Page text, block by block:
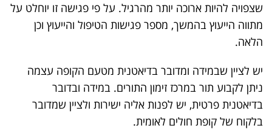
שצפויה להיות ארוכה יותר מהרגיל. על פי פגישה זו יוחלט על
מתווה הייעוץ בהמשך, מספר פגישות הטיפול והייעוץ וכן
הלאה.
יש לציין שבמידה ומדובר בדיאטנית מטעם הקופה עצמה
ניתן לקבוע תור במרכז זימון התורים. במידה ובדובר
בדיאטנית פרטית, יש לפנות אליה ישירות ולציין שמדובר
בלקוח של קופת חולים לאומית.